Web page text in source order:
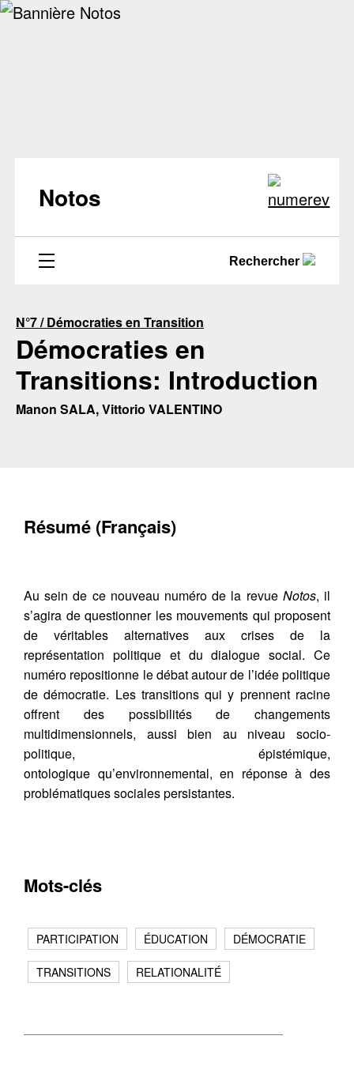
Notos
Rechercher
N°7 / Démocraties en Transition
Démocraties en
Transitions: Introduction
Manon SALA, Vittorio VALENTINO
Résumé (Français)
Au sein de ce nouveau numéro de la revue Notos, il
s’agira de questionner les mouvements qui proposent
de véritables alternatives aux crises de la
représentation politique et du dialogue social. Ce
numéro repositionne le débat autour de l’idée politique
de démocratie. Les transitions qui y prennent racine
offrent des possibilités de changements
multidimensionnels, aussi bien au niveau socio-
politique, épistémique,
ontologique qu’environnemental, en réponse à des
problématiques sociales persistantes.
Mots-clés
PARTICIPATION ÉDUCATION DÉMOCRATIE
TRANSITIONS RELATIONALITÉ